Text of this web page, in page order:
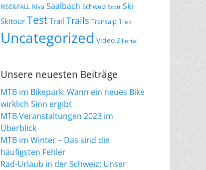
RISE&FALL Riva Saalbach Schweiz Scott Ski
Skitour Test Trail Trails Transalp Trek
Uncategorized Video Zillertal
Unsere neuesten Beiträge
MTB im Bikepark: Wann ein neues Bike
wirklich Sinn ergibt
MTB Veranstaltungen 2023 im
Überblick
MTB im Winter – Das sind die
häufigsten Fehler
Rad-Urlaub in der Schweiz: Unser